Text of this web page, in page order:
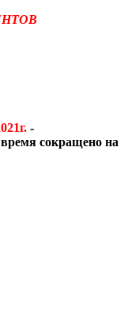
-
сокращено на